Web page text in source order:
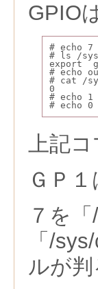
GPIO
# echo
# ls /
export
# echo
# cat /
0
# echo 1
# echo 0
上記コ
ＧＰ
７を
「/
ルが判